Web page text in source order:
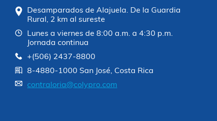
Desamparados de Alajuela. De la Guardia
Rural, 2 km al sureste
Lunes a viernes de 8:00 a.m. a 4:30 p.m.
Jornada continua
+(506) 2437-8800
8-4880-1000 San José, Costa Rica
contraloria@colypro.com